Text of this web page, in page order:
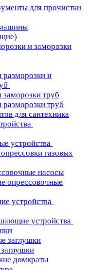
для прочистки
и заморозки
разморозки и
труб
труб
для сантехника
устройства
газовых
насосы
опрессовочные
устройства
устройства
заглушки
домкраты